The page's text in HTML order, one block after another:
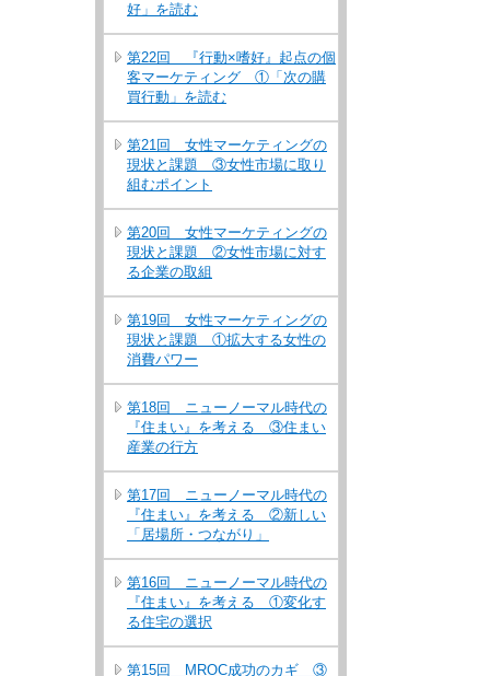
好」を読む
第22回 『行動×嗜好』起点の個
客マーケティング ①「次の購
買行動」を読む
第21回 女性マーケティングの
現状と課題 ③女性市場に取り
組むポイント
第20回 女性マーケティングの
現状と課題 ②女性市場に対す
る企業の取組
第19回 女性マーケティングの
現状と課題 ①拡大する女性の
消費パワー
第18回 ニューノーマル時代の
『住まい』を考える ③住まい
産業の行方
第17回 ニューノーマル時代の
『住まい』を考える ②新しい
「居場所・つながり」
第16回 ニューノーマル時代の
『住まい』を考える ①変化す
る住宅の選択
第15回 MROC成功のカギ ③